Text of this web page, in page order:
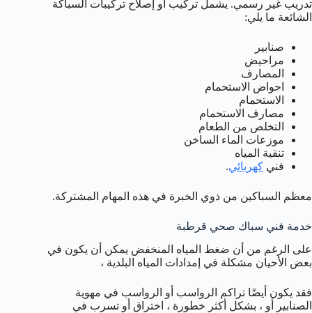
تدريب غير رسمي. يشمل تركيب أو إصلاح تركيبات السباكة
الشائعة ما يلي:
صنابير
مراحيض
المصارف
احواض الاستحمام
الاستحمام
مصارف الاستحمام
التخلص من الطعام
موزعات الماء الساخن
تنقية المياه
فني كهربائي.
معظم السباكين من ذوي الخبرة في هذه المهام المشتركة.
خدمة فني سباك صحي قرطبة
على الرغم من أن ضغط المياه المنخفض يمكن أن يكون في
بعض الأحيان مشكلة في إمدادات المياه البلدية ،
فقد يكون أيضًا تراكم الرواسب أو الرواسب في مهوية
الصنابير أو ، بشكل أكثر خطورة ، اختراق أو تسرب في